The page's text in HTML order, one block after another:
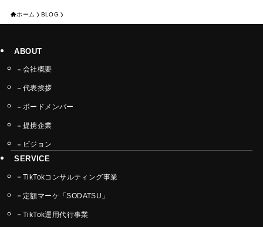
ホーム BLOG
ABOUT
会社概要
代表挨拶
ボードメンバー
提携企業
ビジョン
SERVICE
TikTokコンサルティング事業
定額マーケ「SODATSU」
TikTok運用代行事業